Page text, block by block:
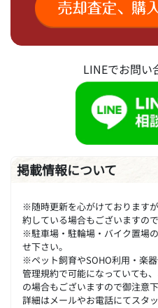
LINEでお問い
掲載情報について
※随時更新を心がけております
約している場合もございますの
※駐車場・駐輪場・バイク置場
せ下さい。
※ペット飼育やSOHO利用・楽
管理規約で可能になっていても
の場合もございますので御注意下
詳細はメールやお電話にてスタ